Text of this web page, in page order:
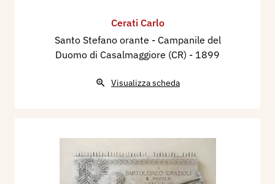
Cerati Carlo
Santo Stefano orante - Campanile del
Duomo di Casalmaggiore (CR) - 1899
Visualizza scheda